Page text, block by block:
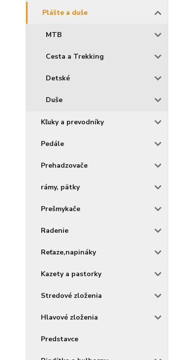
Plášte a duše
MTB
Cesta a Trekking
Detské
Duše
Kľuky a prevodníky
Pedále
Prehadzovače
rámy, pätky
Prešmykače
Radenie
Reťaze,napináky
Kazety a pastorky
Stredové zloženia
Hlavové zloženia
Predstavce